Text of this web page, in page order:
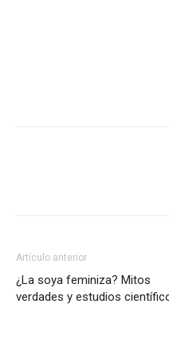
Artículo anterior
¿La soya feminiza? Mitos
verdades y estudios